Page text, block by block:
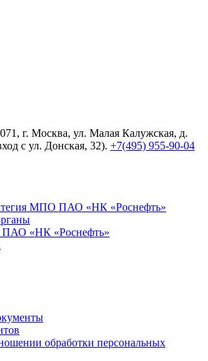
г. Москва, ул. Малая Калужская, д.
с ул. Донская, 32). +7(495) 955-90-04
МПО ПАО «НК «Роснефть»
«НК «Роснефть»
обработки персональных